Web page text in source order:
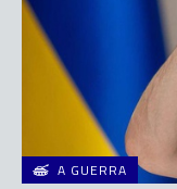
A GUERRA